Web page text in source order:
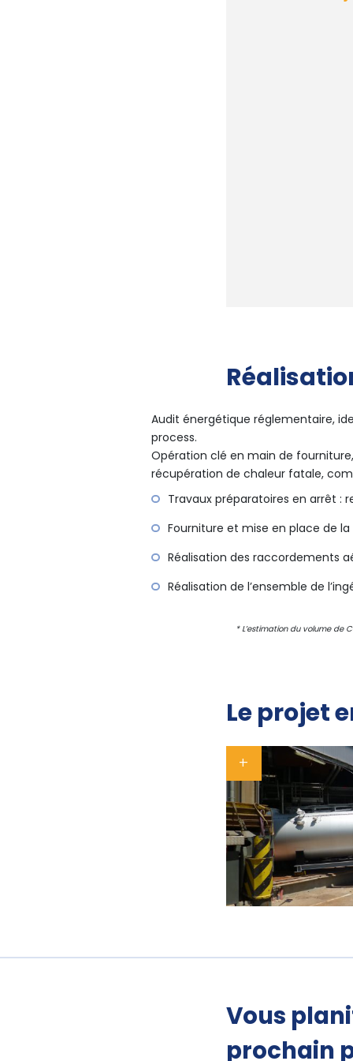
Audit énergétique réglementaire,
process.
Opération clé en main de
récupération de chaleur fatale,
Travaux préparatoires en arrêt :
Fourniture et mise en place de
Réalisation des raccordements
Réalisation de l’ensemble de
* L’estimation du volume de
Le projet
Vous
prochain